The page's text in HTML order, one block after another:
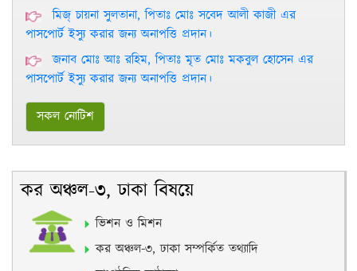
মিজ্ চায়না সুলতানা, পিতাঃ মোঃ সবেদ আলী কাজী এর
পাসপোর্ট ইস্যু করার জন্য অনাপত্তি প্রদান।
জনাব মোঃ আঃ রহিম, পিতাঃ মৃত মোঃ মকবুল হোসেন এর
পাসপোর্ট ইস্যু করার জন্য অনাপত্তি প্রদান।
সকল নোটিশ
কর অঞ্চল-৩, ঢাকা বিষয়ে
ভিশন ও মিশন
কর অঞ্চল-৩, ঢাকা সম্পর্কিত তথ্যাদি